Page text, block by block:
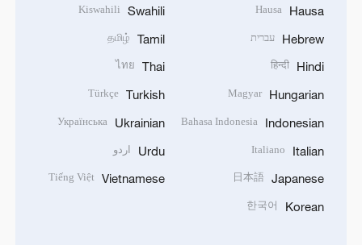
Hausa
Hausa
Hebrew עברית
Hindi
हिन्दी
Hungarian
Magyar
Indonesian
Bahasa Indonesia
Italian
Italiano
Japanese
日本語
Korean
한국어
Swahili
Kiswahili
Tamil
தமிழ்
Thai
ไทย
Turkish
Türkçe
Ukrainian
Українська
Urdu اردو
Vietnamese
Tiếng Việt